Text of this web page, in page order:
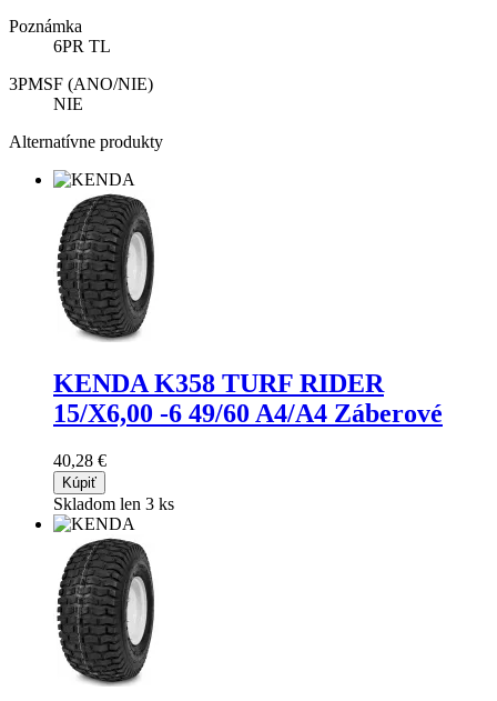
Poznámka
6PR TL
3PMSF (ANO/NIE)
NIE
Alternatívne produkty
KENDA K358 TURF RIDER
15/X6,00 -6 49/60 A4/A4 Záberové
40,28 €
Kúpiť
Skladom len 3 ks